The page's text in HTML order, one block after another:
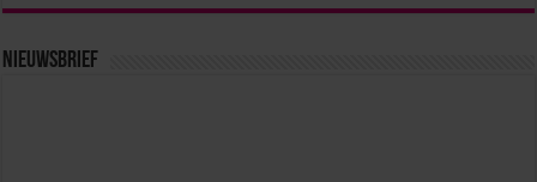
Nieuwsbrief